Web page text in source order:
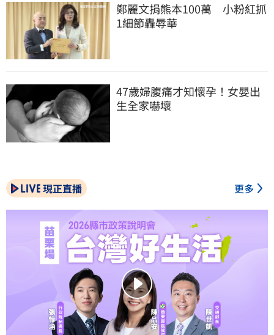
鄭麗文捐熊本100萬　小粉紅抓
1細節轟辱華
47歲婦腹痛才知懷孕！女嬰出
生全家嚇壞
現正直播 更多